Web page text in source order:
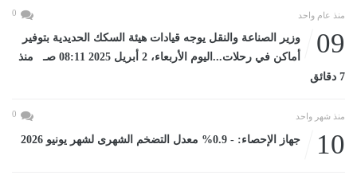
منذ عام واحد 0
09
وزير الصناعة والنقل يوجه قيادات هيئة السكك الحديدية بتوفير
أماكن في رحلات...اليوم الأربعاء، 2 أبريل 2025 08:11 صـ منذ
7 دقائق
منذ شهر واحد 0
10 جهاز الإحصاء: - 0.9% معدل التضخم الشهرى لشهر يونيو 2026